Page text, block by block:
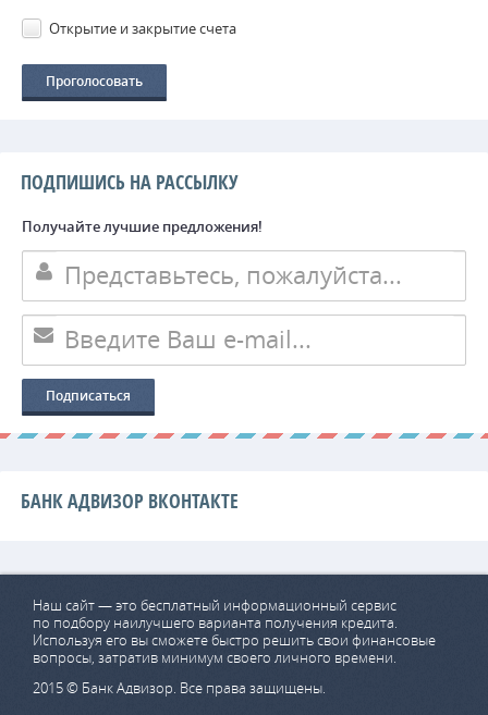
Открытие и закрытие счета
ПОДПИШИСЬ НА РАССЫЛКУ
Получайте лучшие предложения!
БАНК АДВИЗОР ВКОНТАКТЕ
Наш сайт — это бесплатный информационный сервис
по подбору наилучшего варианта получения кредита.
Используя его вы сможете быстро решить свои финансовые
вопросы, затратив минимум своего личного времени.
2015 © Банк Адвизор. Все права защищены.